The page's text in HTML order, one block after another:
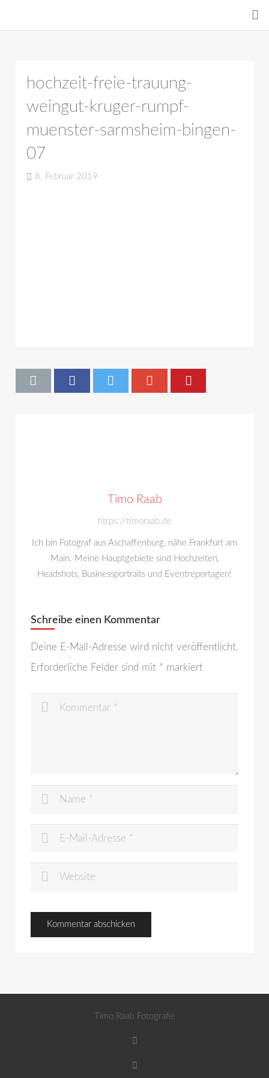
hochzeit-freie-trauung-
weingut-kruger-rumpf-
muenster-sarmsheim-bingen-
07
8. Februar 2019
Timo Raab
https://timoraab.de
Ich bin Fotograf aus Aschaffenburg, nähe Frankfurt am
Main. Meine Hauptgebiete sind Hochzeiten,
Headshots, Businessportraits und Eventreportagen!
Schreibe einen Kommentar
Deine E-Mail-Adresse wird nicht veröffentlicht.
Erforderliche Felder sind mit * markiert
Timo Raab Fotografie